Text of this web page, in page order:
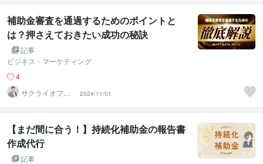
補助金審査を通過するためのポイントと
は？押さえておきたい成功の秘訣
記事
ビジネス・マーケティング
4
サクライオフィ
ス 広告のプロ
2024/11/01
【まだ間に合う！】持続化補助金の報告書
作成代行
記事